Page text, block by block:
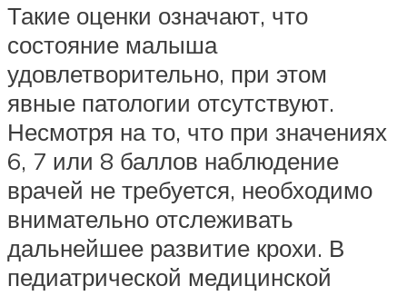
Такие оценки означают, что
состояние малыша
удовлетворительно, при этом
явные патологии отсутствуют.
Несмотря на то, что при значениях
6, 7 или 8 баллов наблюдение
врачей не требуется, необходимо
внимательно отслеживать
дальнейшее развитие крохи. В
педиатрической медицинской